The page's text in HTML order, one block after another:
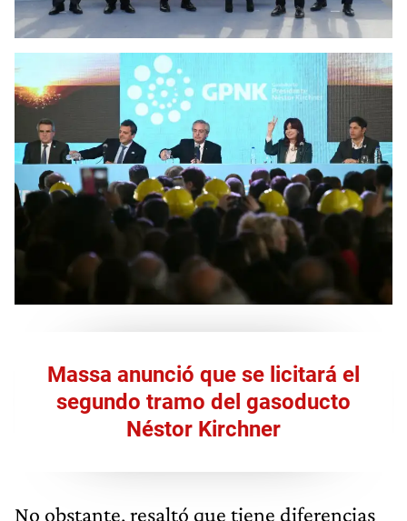
Massa anunció que se licitará el
segundo tramo del gasoducto
Néstor Kirchner
No obstante, resaltó que tiene diferencias